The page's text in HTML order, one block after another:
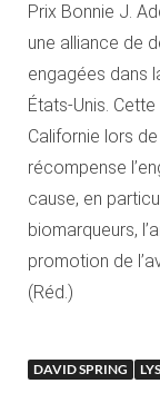
Prix Bonnie J.
une alliance de
engagées dans
États-Unis.
Californie lors
récompense
cause, en
biomarqueurs,
promotion de
(Réd.)
DAVID SPRING